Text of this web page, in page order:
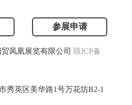
参展申请
凤凰展览有限公司 琼ICP备
秀英区美华路1号万花坊B2-1